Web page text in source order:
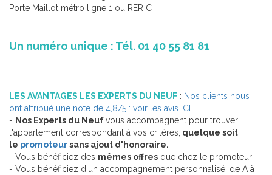
Porte Maillot métro ligne 1 ou RER C
Un numéro unique : Tél. 01 40 55 81 81
LES AVANTAGES LES EXPERTS DU NEUF : Nos clients nous
ont attribué une note de 4,8/5 : voir les avis ICI !
- Nos Experts du Neufvous accompagnent pour trouver
l'appartement correspondant à vos critères, quelque soit
le promoteursans ajout d'honoraire.
- Vous bénéficiez des mêmes offres que chez le promoteur
- Vous bénéficiez d'un accompagnement personnalisé, de A à